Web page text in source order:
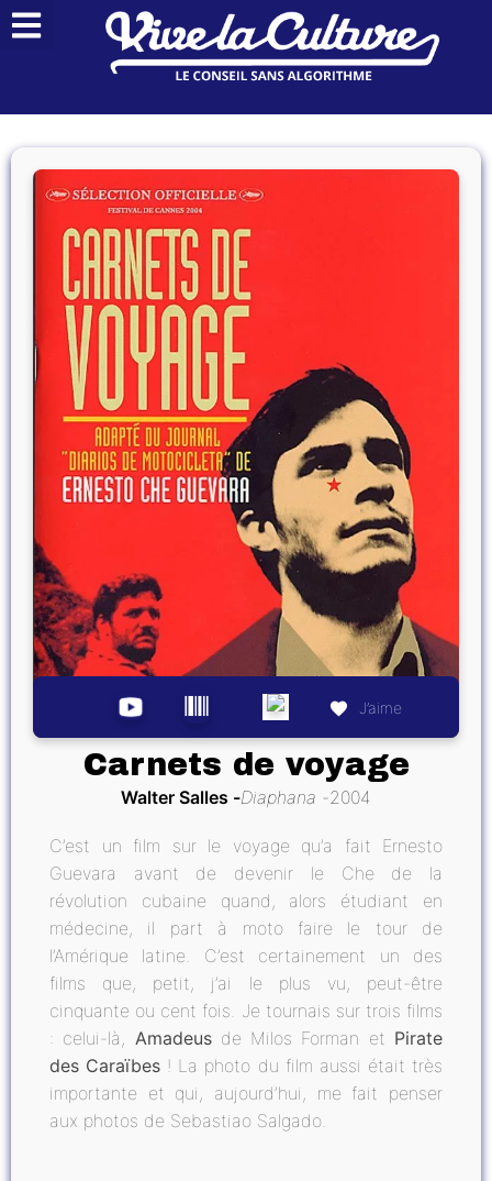
J’aime
Carnets de voyage
Walter Salles Diaphana 2004
C’est un film sur le voyage qu’a fait Ernesto
Guevara avant de devenir le Che de la
révolution cubaine quand, alors étudiant en
médecine, il part à moto faire le tour de
l’Amérique latine. C’est certainement un des
films que, petit, j’ai le plus vu, peut-être
cinquante ou cent fois. Je tournais sur trois films
: celui-là, Amadeusde Milos Forman et Pirate
des Caraïbes ! La photo du film aussi était très
importante et qui, aujourd’hui, me fait penser
aux photos de Sebastiao Salgado.